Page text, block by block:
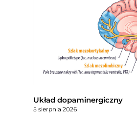
Układ dopaminergiczny
5 sierpnia 2026